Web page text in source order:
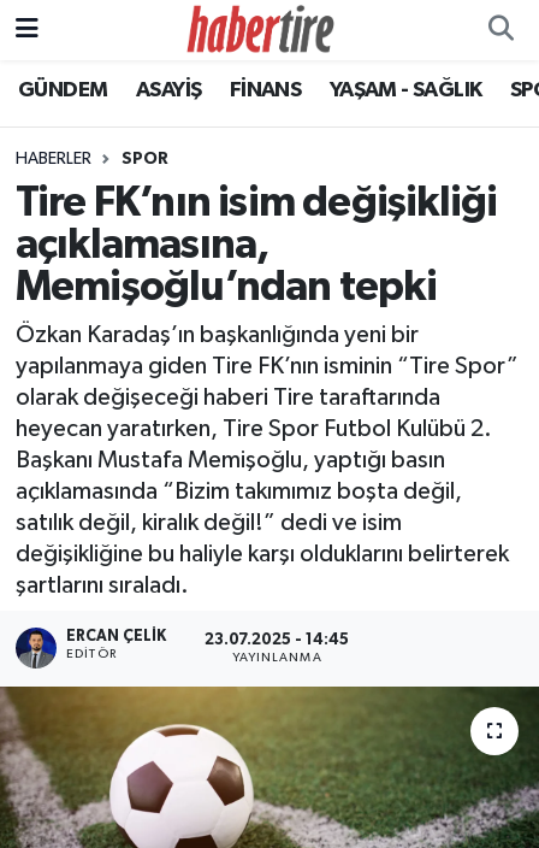
GÜNDEM ASAYİŞ FİNANS YAŞAM - SAĞLIK
HABERLER SPOR
Tire FK’nın isim değişikliği
açıklamasına,
Memişoğlu’ndan tepki
Özkan Karadaş’ın başkanlığında yeni bir
yapılanmaya giden Tire FK’nın isminin “Tire Spor”
olarak değişeceği haberi Tire taraftarında
heyecan yaratırken, Tire Spor Futbol Kulübü 2.
Başkanı Mustafa Memişoğlu, yaptığı basın
açıklamasında “Bizim takımımız boşta değil,
satılık değil, kiralık değil!” dedi ve isim
değişikliğine bu haliyle karşı olduklarını belirterek
şartlarını sıraladı.
ERCAN ÇELIK
EDITÖR
23.07.2025 - 14:45
YAYINLANMA
Tire Nöbetçi Eczaneler
Tire Hava Durumu
Tire Trafik Yoğunluk Haritası
Süper Lig Puan Durumu ve Fikstür
Tüm Manşetler
Son Dakika Haberleri
Haber Arşivi